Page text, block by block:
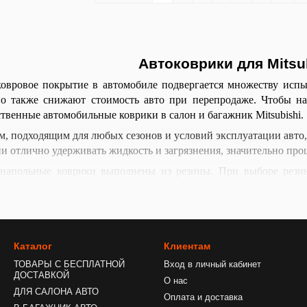
Автоковрики для
покрытие в автомобиле подвергается множеству
также снижают стоимость авто при перепродаже. Чтобы
автомобильные коврики в салон и багажник Mitsubishi.
подходящим для любых сезонов и условий эксплуатации
отлично удерживать жидкость и загрязнения, значительно
напольные коврики выполнены из резины. При выборе
большей эластичностью. В отличие от резиновых,
резиновые и полиуретановые коврики выглядят в салоне
материал выполнен в форме ячеек, в которых отлично
легко смываются напором воды. При кажущейся
и температурным перепадам.
Каталог
ТОВАРЫ С БЕСПЛАТНОЙ
ДОСТАВКОЙ
ДЛЯ САЛОНА АВТО
Клиентам
Вход в личный кабинет
О нас
Оплата и доставка